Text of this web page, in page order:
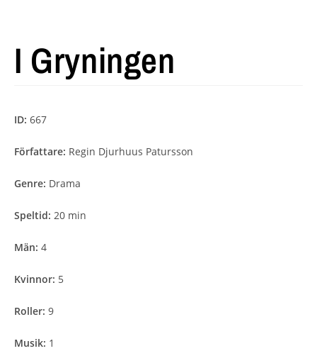
I Gryningen
ID: 667
Författare: Regin Djurhuus Patursson
Genre: Drama
Speltid: 20 min
Män: 4
Kvinnor: 5
Roller: 9
Musik: 1